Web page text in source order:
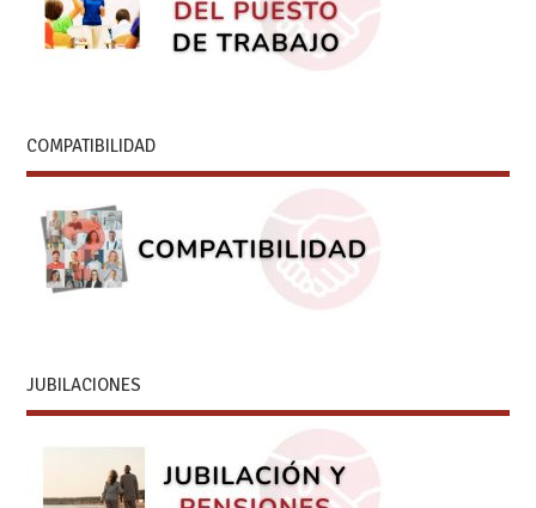
COMPATIBILIDAD
JUBILACIONES